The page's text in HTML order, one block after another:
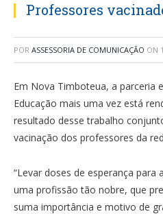
Professores
POR ASSESSORIA DE COMUNICAÇÃO ON
Em Nova Timboteua, a parceria
Educação mais uma vez está
resultado desse trabalho
vacinação dos professores da
“Levar doses de esperança para
uma profissão tão nobre, que
suma importância e motivo de